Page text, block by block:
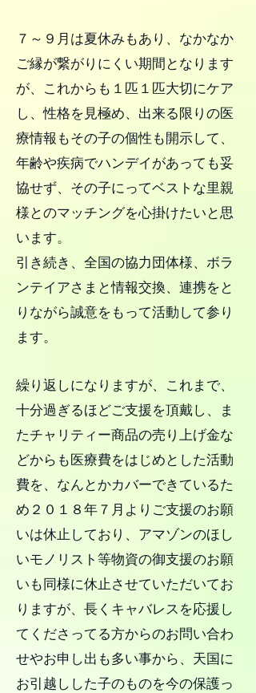
７～９月は夏休みもあり、なかなか
ご縁が繋がりにくい期間となります
が、これからも１匹１匹大切にケア
し、性格を見極め、出来る限りの医
療情報もその子の個性も開示して、
年齢や疾病でハンデイがあっても妥
協せず、その子にってベストな里親
様とのマッチングを心掛けたいと思
います。
引き続き、全国の協力団体様、ボラ
ンテイアさまと情報交換、連携をと
りながら誠意をもって活動して参り
ます。
繰り返しになりますが、これまで、
十分過ぎるほどご支援を頂戴し、ま
たチャリティー商品の売り上げ金な
どからも医療費をはじめとした活動
費を、なんとかカバーできているた
め２０１８年７月よりご支援のお願
いは休止しており、アマゾンのほし
いモノリスト等物資の御支援のお願
いも同様に休止させていただいてお
りますが、長くキャバレスを応援し
てくださってる方からのお問い合わ
せやお申し出も多い事から、天国に
お引越しした子のものを今の保護っ